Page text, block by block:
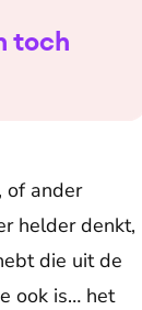
toch
of ander
helder denkt,
die uit de
ook is… het